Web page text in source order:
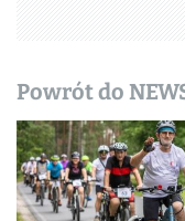
s
y
Powrót do